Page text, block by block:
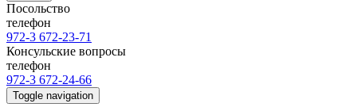
Посольство
телефон
972-3 672-23-71
Консульские вопросы
телефон
972-3 672-24-66
Toggle navigation